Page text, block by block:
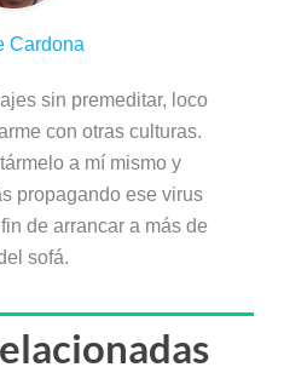
Cardona
sin premeditar, loco
con otras culturas.
a mí mismo y
propagando ese virus
de arrancar a más de
sofá.